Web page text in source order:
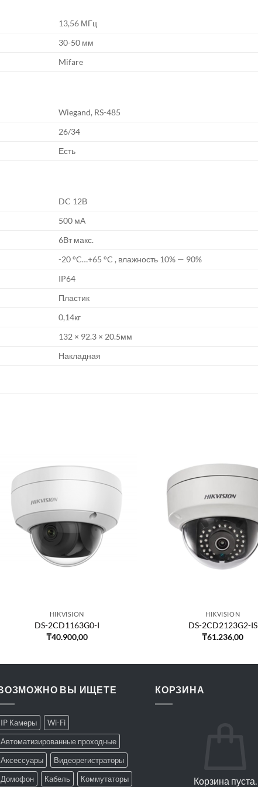
13,56 МГц
30-50 мм
Mifare
Wiegand, RS-485
26/34
Есть
DC 12В
500 мА
6Вт макс.
-20 °C…+65 °C , влажность 10% — 90%
IP64
Пластик
0,14кг
132 × 92.3 × 20.5мм
Накладная
HIKVISION
DS-2CD1163G0-I
₸40.900,00
HIKVISION
DS-2CD2123G2-IS
₸61.236,00
ВЫ ИЩЕТЕ
IP Камеры
Wi-Fi
Автоматизированные проходные
Аксессуары
Видеорегистраторы
Домофон
Кабель Коммутаторы
КОРЗИНА
Корзина пуста.